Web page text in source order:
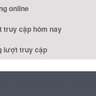
online
truy cập hôm nay
lượt truy cập